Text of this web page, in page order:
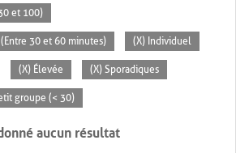
et 100)
30 et 60 minutes) (X) Individuel
(X) Élevée (X) Sporadiques
groupe (< 30)
aucun résultat